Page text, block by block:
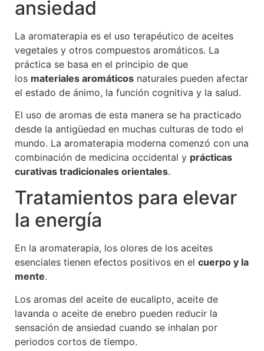
ansiedad
La aromaterapia es el uso terapéutico de aceites
vegetales y otros compuestos aromáticos. La
práctica se basa en el principio de que
los materiales aromáticos naturales pueden afectar
el estado de ánimo, la función cognitiva y la salud.
El uso de aromas de esta manera se ha practicado
desde la antigüedad en muchas culturas de todo el
mundo. La aromaterapia moderna comenzó con una
combinación de medicina occidental y prácticas
curativas tradicionales orientales.
Tratamientos para elevar
la energía
En la aromaterapia, los olores de los aceites
esenciales tienen efectos positivos en el cuerpo y la
mente.
Los aromas del aceite de eucalipto, aceite de
lavanda o aceite de enebro pueden reducir la
sensación de ansiedad cuando se inhalan por
periodos cortos de tiempo.